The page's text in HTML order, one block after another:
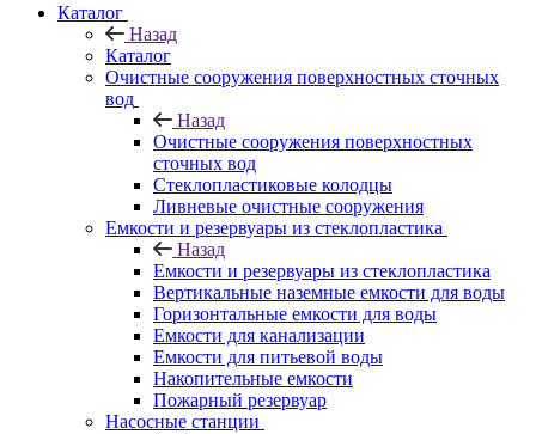
Каталог
Назад
Каталог
Очистные сооружения поверхностных сточных
вод
Назад
Очистные сооружения поверхностных
сточных вод
Стеклопластиковые колодцы
Ливневые очистные сооружения
Емкости и резервуары из стеклопластика
Назад
Емкости и резервуары из стеклопластика
Вертикальные наземные емкости для воды
Горизонтальные емкости для воды
Емкости для канализации
Емкости для питьевой воды
Накопительные емкости
Пожарный резервуар
Насосные станции